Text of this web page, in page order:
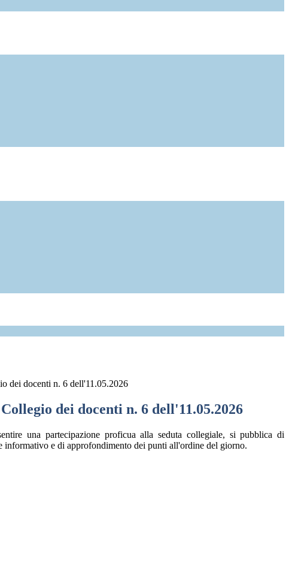
dei docenti n. 6 dell'11.05.2026
dei docenti n. 6 dell'11.05.2026
una partecipazione proficua alla seduta collegiale, si pubblica di
informativo e di approfondimento dei punti all'ordine del giorno.